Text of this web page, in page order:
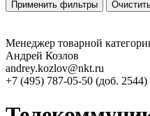
Применить фильтры
Менеджер товарной
Андрей Козлов
andrey.kozlov@nkt.ru
+7 (495) 787-05-50 (доб. 2544)